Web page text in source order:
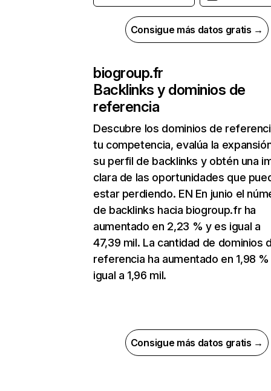
Consigue más datos gratis →
biogroup.fr
Backlinks y dominios de
referencia
Descubre los dominios de
tu competencia, evalúa la
su perfil de backlinks y obtén una
clara de las oportunidades que
estar perdiendo. EN En junio el
de backlinks hacia biogroup.fr ha
aumentado en 2,23 % y es igual a
47,39 mil. La cantidad de dominios
referencia ha aumentado en 1,98
igual a 1,96 mil.
Consigue más datos gratis →